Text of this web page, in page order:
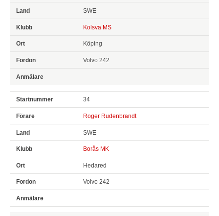
SWE
Kolsva MS
Köping
Volvo 242
34
Roger Rudenbrandt
SWE
Borås MK
Hedared
Volvo 242